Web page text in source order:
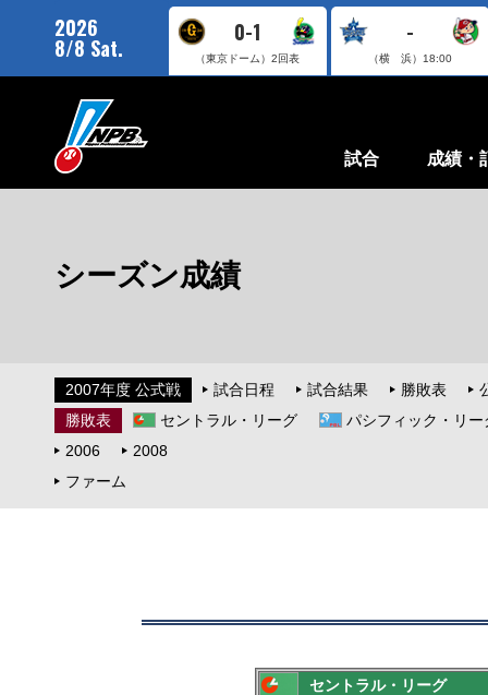
2026
8/8 Sat.
0-1
（東京ドーム）2回表
-
（横 浜） 18:00
試合 成績・
シーズン成績
2007年度 公式戦 試合日程 試合結果 勝敗表
勝敗表
セントラル・リーグ
パシフィック・リー
2006
2008
ファーム
セントラル・リーグ